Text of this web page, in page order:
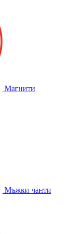
Магнити
Мъжки чанти